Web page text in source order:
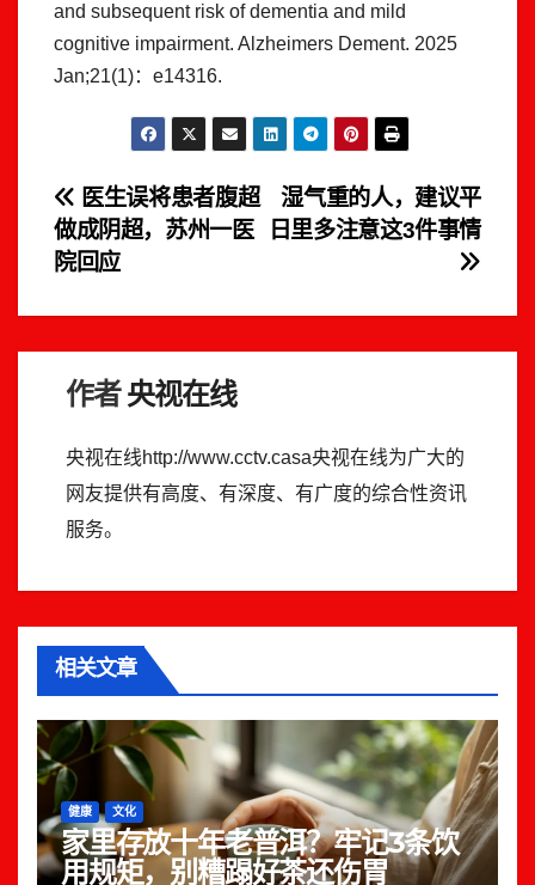
and subsequent risk of dementia and mild
cognitive impairment. Alzheimers Dement. 2025
Jan;21(1)：e14316.
文
章
导
航
湿气重的人，建议平
日里多注意这3件事情
医生误将患者腹超
做成阴超，苏州一医
院回应
作者央视在线
央视在线http://www.cctv.casa央视在线为广大的
网友提供有高度、有深度、有广度的综合性资讯
服务。
相关文章
健康 文化
家里存放十年老普洱？牢记3条饮
用规矩，别糟蹋好茶还伤胃